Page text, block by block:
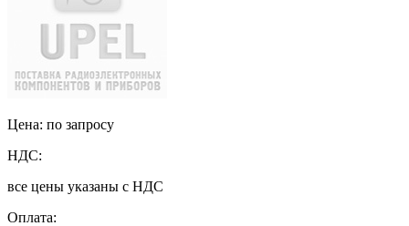
Цена: по запросу
НДС:
все цены указаны с НДС
Оплата: